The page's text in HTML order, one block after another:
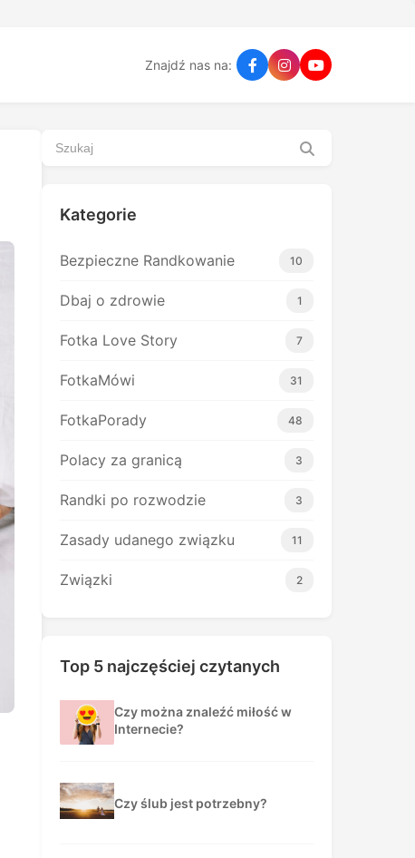
Znajdź nas na:
Kategorie
Bezpieczne Randkowanie 10
Dbaj o zdrowie 1
Fotka Love Story 7
FotkaMówi 31
FotkaPorady 48
Polacy za granicą 3
Randki po rozwodzie 3
Zasady udanego związku 11
Związki 2
Top 5 najczęściej czytanych
Czy można znaleźć miłość w
Internecie?
Czy ślub jest potrzebny?